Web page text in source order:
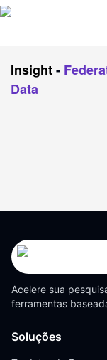
Insight-
Data
Acelere sua
ferramentas
Soluções